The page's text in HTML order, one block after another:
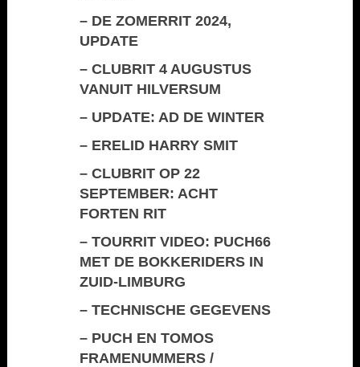
– DE ZOMERRIT 2024,
UPDATE
– CLUBRIT 4 AUGUSTUS
VANUIT HILVERSUM
– UPDATE: AD DE WINTER
– ERELID HARRY SMIT
– CLUBRIT OP 22
SEPTEMBER: ACHT
FORTEN RIT
– TOURRIT VIDEO: PUCH66
MET DE BOKKERIDERS IN
ZUID-LIMBURG
– TECHNISCHE GEGEVENS
– PUCH EN TOMOS
FRAMENUMMERS /